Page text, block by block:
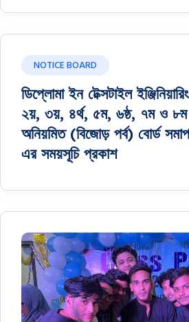
NOTICE BOARD
ডিপ্লোমা ইন টেক্সটাইল
২য়, ৩য়, ৪র্থ, ৫ম, ৬ষ্ঠ, ৭ম ও ৮ম
অনিয়মিত (বিজোড় পর্ব) বোর্ড
এর সময়সূচি প্রকাশ